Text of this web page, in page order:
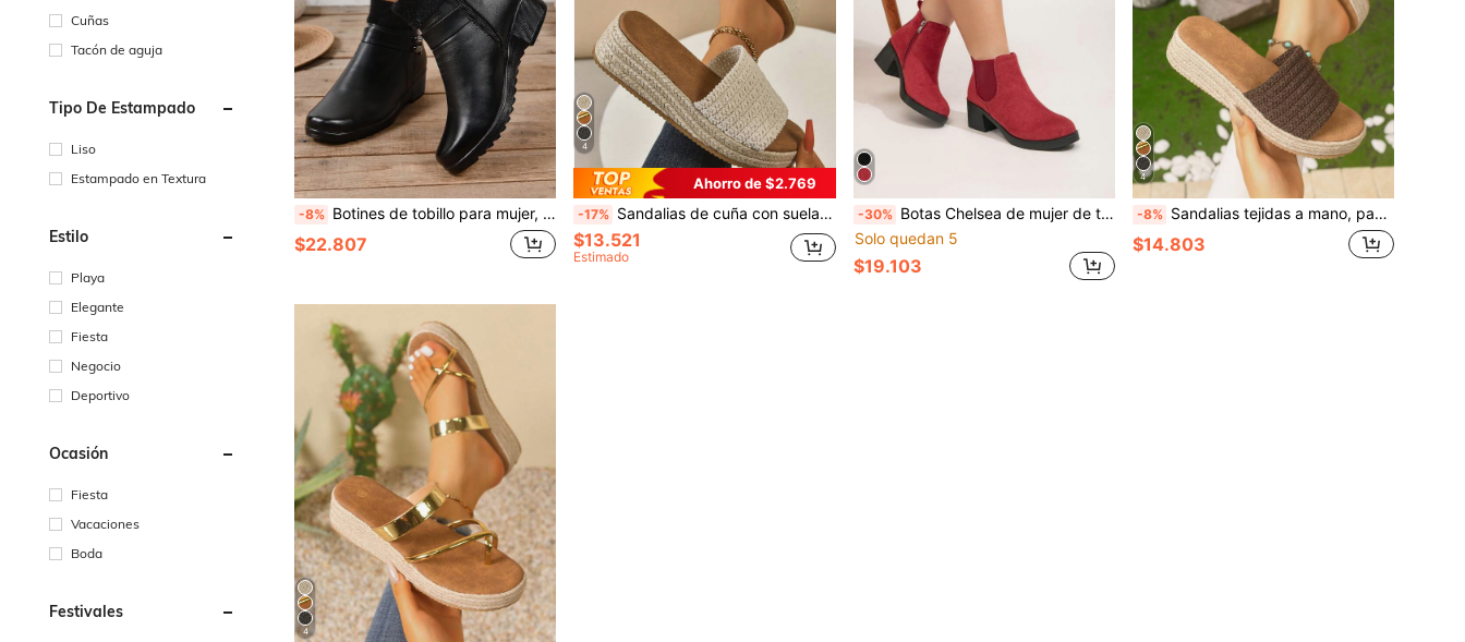
Cuñas
Tacón de aguja
Tipo De Estampado
Liso
Estampado en Textura
Estilo
Playa
Elegante
Fiesta
Negocio
Deportivo
Ocasión
Fiesta
Vacaciones
Boda
Festivales
-8% Botines de tobillo para mujer, botines de tobillo casuales con suela gruesa negra, botas para mujer, zapatos para mujer, botas de invierno para mamá, zapatos de invierno para mujer, zapatos negros, zapatos negros
$22.807
4
Ahorro de $2.769
-17% Sandalias de cuña con suela gruesa para mujer con ribete de cuerda de yute, esencial para viajes, suela ligera, cómodas sandalias slip-on para exteriores, tejidas a mano
$13.521
Estimado
-30% Botas Chelsea de mujer de talla grande con ajuste ancho, con cremallera lateral y tacón grueso, botas de moda elegantes dunicolordo con tacón ancho y banda elástica
Solo quedan 5
$19.103
4
-8% Sandalias tejidas a mano, pantuflas de mujer, sandalias de cuña, sandalias de suela gruesa, zapatos beige, sandalias beige, zapatos de verano para mujer, esencial para vacaciones, negro
$14.803
4